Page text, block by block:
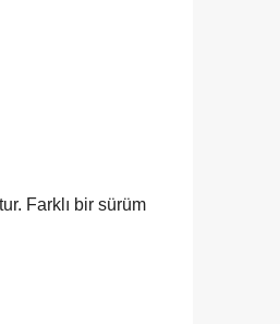
Farklı bir sürüm